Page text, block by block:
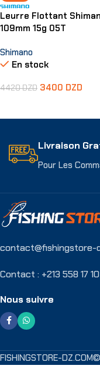
Leurre Flottant
109mm 15g 05T
Shimano
En stock
4420DZD 3400 DZD
Livraison
Pour Les
contact@fishingstore-
Contact : +213 558 17
Nous suivre
FISHINGSTORE-